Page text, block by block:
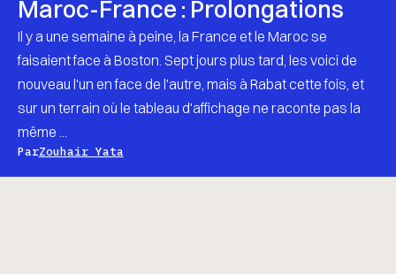
Maroc-France : Prolongations
Il y a une semaine à peine, la France et le Maroc se
faisaient face à Boston. Sept jours plus tard, les voici de
nouveau l'un en face de l'autre, mais à Rabat cette fois, et
sur un terrain où le tableau d'affichage ne raconte pas la
même ...
ParZouhair Yata